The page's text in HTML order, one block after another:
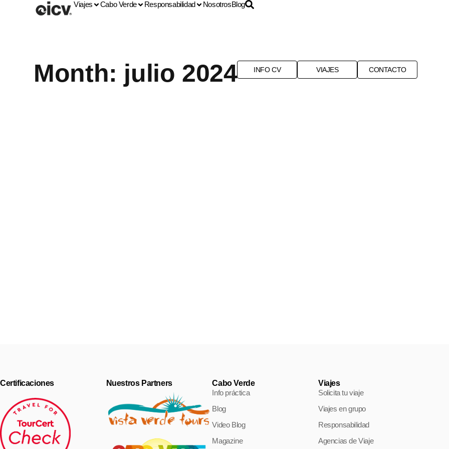
Viajes Cabo Verde Responsabilidad NosotrosBlog
Month: julio 2024 INFO CV VIAJES CONTACTO
Certificaciones Nuestros Partners
Cabo Verde
Info práctica
Blog
Video Blog
Magazine
Viajes
Solicita tu viaje
Viajes en grupo
Responsabilidad
Agencias de Viaje